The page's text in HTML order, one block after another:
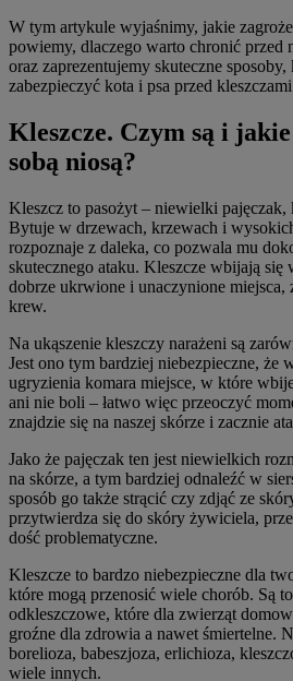
W tym artykule wyjaśnimy, jakie
powiemy, dlaczego warto chronić przed
oraz zaprezentujemy skuteczne
zabezpieczyć kota i psa przed
Kleszcze. Czym są i
sobą niosą?
Kleszcz to pasożyt – niewielki
Bytuje w drzewach, krzewach i
rozpoznaje z daleka, co pozwala mu
skutecznego ataku. Kleszcze wbijają
dobrze ukrwione i unaczynione miejsca,
krew.
Na ukąszenie kleszczy narażeni są
Jest ono tym bardziej niebezpieczne, że
ugryzienia komara miejsce, w które
ani nie boli – łatwo więc przeoczyć
znajdzie się na naszej skórze i zacznie
Jako że pajęczak ten jest niewielkich
na skórze, a tym bardziej odnaleźć w
sposób go także strącić czy zdjąć ze
przytwierdza się do skóry żywiciela,
dość problematyczne.
Kleszcze to bardzo niebezpieczne dla
które mogą przenosić wiele chorób. Są
odkleszczowe, które dla zwierząt
groźne dla zdrowia a nawet śmiertelne.
borelioza, babeszjoza, erlichioza,
wiele innych.